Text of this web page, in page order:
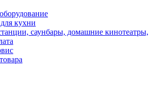
кухни
саунбары, домашние кинотеатры,